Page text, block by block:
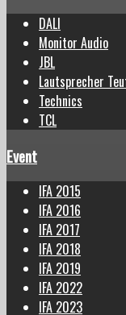
DALI
Monitor Audio
JBL
Lautsprecher
Technics
TCL
Event
IFA 2015
IFA 2016
IFA 2017
IFA 2018
IFA 2019
IFA 2022
IFA 2023